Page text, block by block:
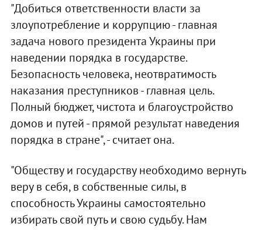
"Добиться ответственности власти за
злоупотребление и коррупцию - главная
задача нового президента Украины при
наведении порядка в государстве.
Безопасность человека, неотвратимость
наказания преступников - главная цель.
Полный бюджет, чистота и благоустройство
домов и путей - прямой результат наведения
порядка в стране", - считает она.
"Обществу и государству необходимо вернуть
веру в себя, в собственные силы, в
способность Украины самостоятельно
избирать свой путь и свою судьбу. Нам